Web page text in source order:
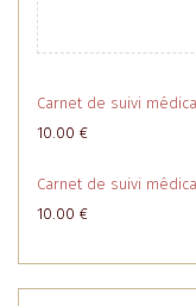
Carnet de suivi
10.00 €
Carnet de suivi médical
10.00 €